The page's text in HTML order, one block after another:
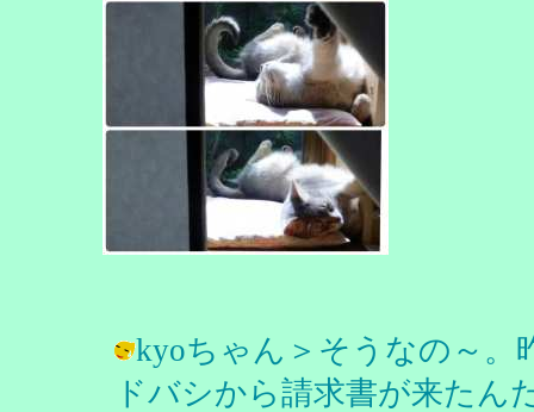
kyoちゃん＞そうなの～。
ドバシから請求書が来たん